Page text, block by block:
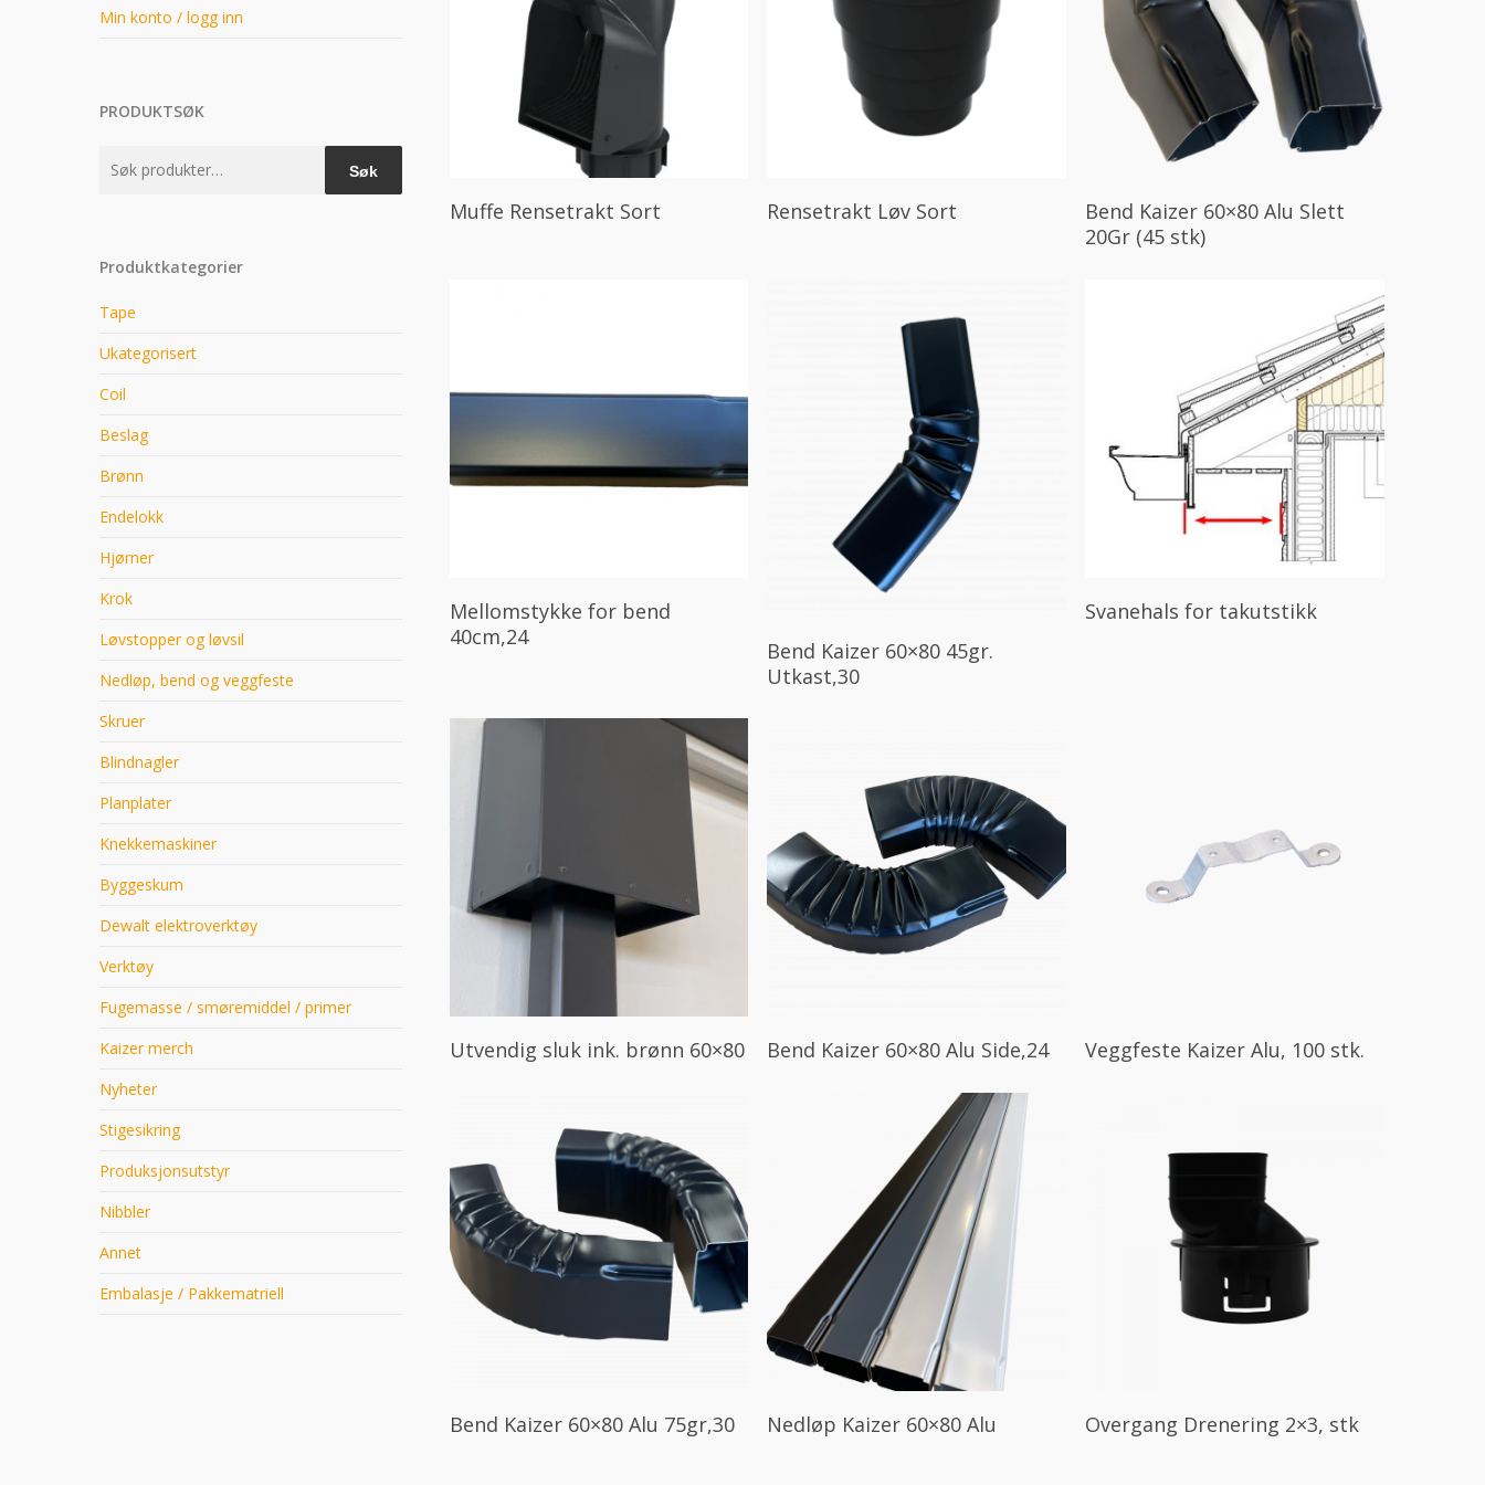
Min konto / logg inn
PRODUKTSØK
etter:
Søk
Produktkategorier
Tape
Ukategorisert
Coil
Beslag
Brønn
Endelokk
Hjørner
Krok
Løvstopper og løvsil
Nedløp, bend og veggfeste
Skruer
Blindnagler
Planplater
Knekkemaskiner
Byggeskum
Dewalt elektroverktøy
Verktøy
Fugemasse / smøremiddel / primer
Kaizer merch
Nyheter
Stigesikring
Produksjonsutstyr
Nibbler
Annet
Embalasje / Pakkematriell
Les Mer
Muffe Rensetrakt Sort Les Mer
Rensetrakt Løv Sort Les Mer
Bend Kaizer 60×80 Alu Slett
20Gr (45 stk)
Les Mer
Mellomstykke for bend
40cm,24
Les Mer
Bend Kaizer 60×80 45gr.
Utkast,30
Les Mer
Svanehals for takutstikk
Les Mer
Utvendig sluk ink. brønn 60×80 Les Mer
Bend Kaizer 60×80 Alu Side,24 Les Mer
Veggfeste Kaizer Alu, 100 stk.
Les Mer
Bend Kaizer 60×80 Alu 75gr,30 Les Mer
Nedløp Kaizer 60×80 Alu Les Mer
Overgang Drenering 2×3, stk